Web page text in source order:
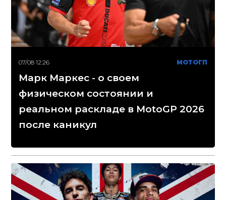
07/08 12:26 МОТОГП
Марк Маркес - о своем
физическом состоянии и
реальном раскладе в MotoGP 2026
после каникул